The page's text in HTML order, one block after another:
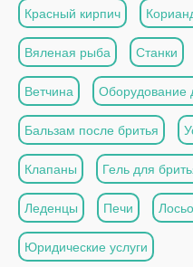
Красный кирпич
Вяленая рыба Станки
Ветчина Оборудование
Бальзам после бритья
Клапаны Гель для
Леденцы Печи
Юридические услуги